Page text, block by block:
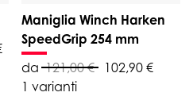
Maniglia Winch Harken
SpeedGrip 254 mm
da 121,00 €
102,90 €
1 varianti